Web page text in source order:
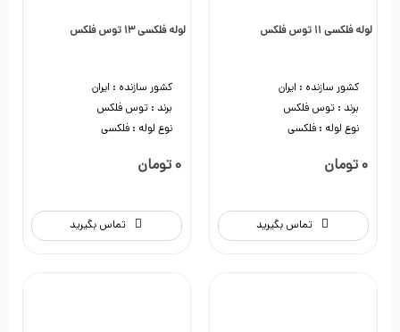
لوله فلکسی 11 توس فلکس
کشور سازنده : ایران
برند : توس فلکس
نوع لوله : فلکسی
0 تومان
تماس بگیرید
لوله فلکسی 13 توس فلکس
کشور سازنده : ایران
برند : توس فلکس
نوع لوله : فلکسی
0 تومان
تماس بگیرید